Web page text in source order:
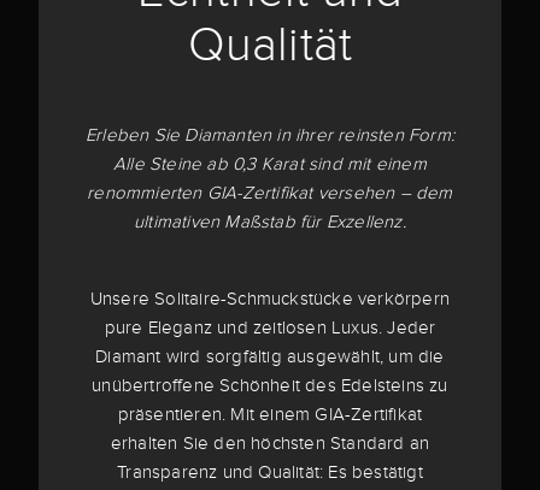
Qualität
Erleben Sie Diamanten in ihrer reinsten Form:
Alle Steine ab 0,3 Karat sind mit einem
renommierten GIA-Zertifikat versehen – dem
ultimativen Maßstab für Exzellenz.
Unsere Solitaire-Schmuckstücke verkörpern
pure Eleganz und zeitlosen Luxus. Jeder
Diamant wird sorgfältig ausgewählt, um die
unübertroffene Schönheit des Edelsteins zu
präsentieren. Mit einem GIA-Zertifikat
erhalten Sie den höchsten Standard an
Transparenz und Qualität: Es bestätigt